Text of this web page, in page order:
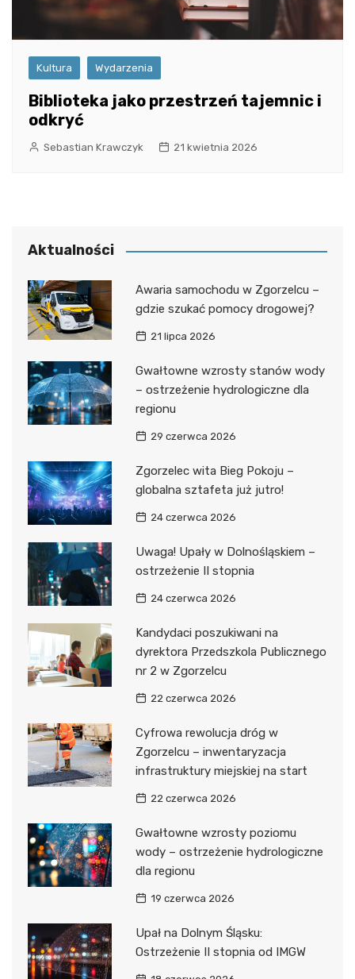
Kultura Wydarzenia
Biblioteka jako przestrzeń tajemnic i
odkryć
Sebastian Krawczyk 21 kwietnia 2026
Aktualności
Awaria samochodu w Zgorzelcu –
gdzie szukać pomocy drogowej?
21 lipca 2026
Gwałtowne wzrosty stanów wody
– ostrzeżenie hydrologiczne dla
regionu
29 czerwca 2026
Zgorzelec wita Bieg Pokoju –
globalna sztafeta już jutro!
24 czerwca 2026
Uwaga! Upały w Dolnośląskiem –
ostrzeżenie II stopnia
24 czerwca 2026
Kandydaci poszukiwani na
dyrektora Przedszkola Publicznego
nr 2 w Zgorzelcu
22 czerwca 2026
Cyfrowa rewolucja dróg w
Zgorzelcu – inwentaryzacja
infrastruktury miejskiej na start
22 czerwca 2026
Gwałtowne wzrosty poziomu
wody – ostrzeżenie hydrologiczne
dla regionu
19 czerwca 2026
Upał na Dolnym Śląsku:
Ostrzeżenie II stopnia od IMGW